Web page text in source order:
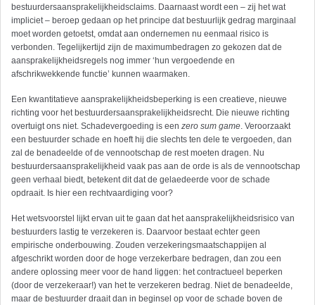
bestuurdersaansprakelijkheidsclaims. Daarnaast wordt een – zij het wat
impliciet – beroep gedaan op het principe dat bestuurlijk gedrag marginaal
moet worden getoetst, omdat aan ondernemen nu eenmaal risico is
verbonden. Tegelijkertijd zijn de maximumbedragen zo gekozen dat de
aansprakelijkheidsregels nog immer ‘hun vergoedende en
afschrikwekkende functie’ kunnen waarmaken.
Een kwantitatieve aansprakelijkheidsbeperking is een creatieve, nieuwe
richting voor het bestuurders­aansprakelijkheidsrecht. Die nieuwe richting
overtuigt ons niet. Schadevergoeding is een zero sum game. Veroorzaakt
een bestuurder schade en hoeft hij die slechts ten dele te vergoeden, dan
zal de benadeelde of de vennootschap de rest moeten dragen. Nu
bestuurdersaansprakelijkheid vaak pas aan de orde is als de vennootschap
geen verhaal biedt, betekent dit dat de gelaedeerde voor de schade
opdraait. Is hier een rechtvaardiging voor?
Het wetsvoorstel lijkt ervan uit te gaan dat het aansprakelijkheidsrisico van
bestuurders lastig te verzekeren is. Daarvoor bestaat echter geen
empirische onderbouwing. Zouden verzekeringsmaatschappijen al
afgeschrikt worden door de hoge verzekerbare bedragen, dan zou een
andere oplossing meer voor de hand liggen: het contractueel beperken
(door de verzekeraar!) van het te verzekeren bedrag. Niet de benadeelde,
maar de bestuurder draait dan in beginsel op voor de schade boven de